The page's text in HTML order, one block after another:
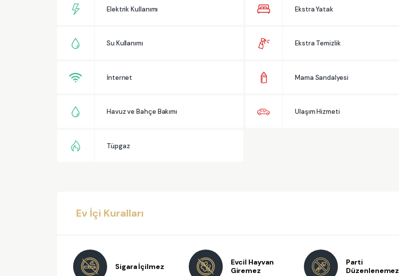
Elektrik Kullanımı
Su Kullanımı
İnternet
Havuz ve Bahçe Bakımı
Tüpgaz
Ekstra Yatak
Ekstra Temizlik
Mama Sandalyesi
Ulaşım Hizmeti
Ev İçi Kuralları
Sigara İçilmez
Evcil Hayvan
Giremez
Parti
Düzenlenemez